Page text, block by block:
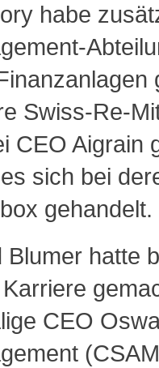
habe
Swiss-Re-
CEO Aigrain
sich bei
gehandelt.
Blumer hatte
CEO